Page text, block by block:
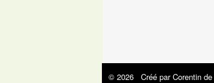
© 2026 Créé parCorentin